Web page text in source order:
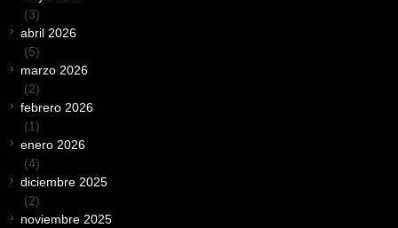
(3)
abril 2026
(5)
marzo 2026
(2)
febrero 2026
(1)
enero 2026
(4)
diciembre 2025
(2)
noviembre 2025